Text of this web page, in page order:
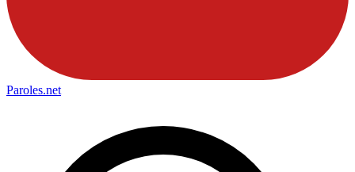
Paroles.net